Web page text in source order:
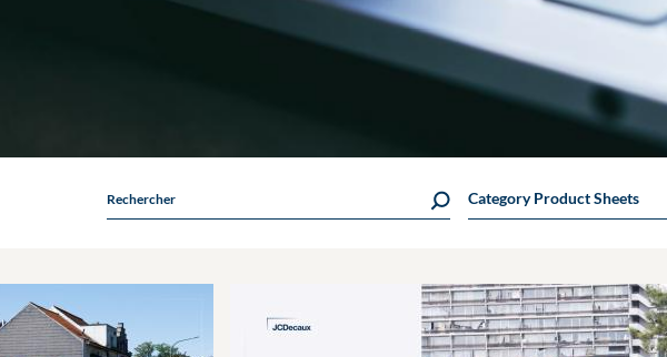
Rechercher Category Product Sheets